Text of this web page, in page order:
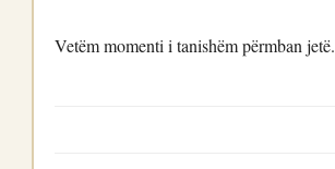
Vetëm momenti i tanishëm përmban jetë.